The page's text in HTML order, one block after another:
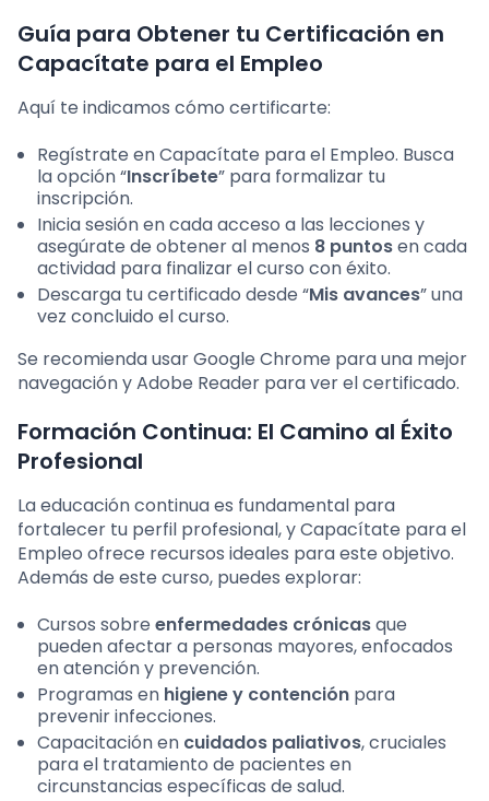
Guía para Obtener tu Certificación en
Capacítate para el Empleo
Aquí te indicamos cómo certificarte:
Regístrate en Capacítate para el Empleo. Busca
la opción “Inscríbete” para formalizar tu
inscripción.
Inicia sesión en cada acceso a las lecciones y
asegúrate de obtener al menos 8 puntosen cada
actividad para finalizar el curso con éxito.
Descarga tu certificado desde “Mis avances” una
vez concluido el curso.
Se recomienda usar Google Chrome para una mejor
navegación y Adobe Reader para ver el certificado.
Formación Continua: El Camino al Éxito
Profesional
La educación continua es fundamental para
fortalecer tu perfil profesional, y Capacítate para el
Empleo ofrece recursos ideales para este objetivo.
Además de este curso, puedes explorar:
Cursos sobre enfermedades crónicasque
pueden afectar a personas mayores, enfocados
en atención y prevención.
Programas en higiene y contención para
prevenir infecciones.
Capacitación en cuidados paliativos, cruciales
para el tratamiento de pacientes en
circunstancias específicas de salud.